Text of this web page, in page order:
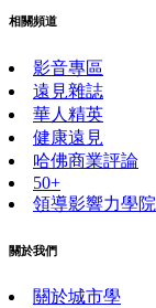
相關頻道
影音專區
遠見雜誌
華人精英
健康遠見
哈佛商業評論
50+
領導影響力學院
關於我們
關於城市學